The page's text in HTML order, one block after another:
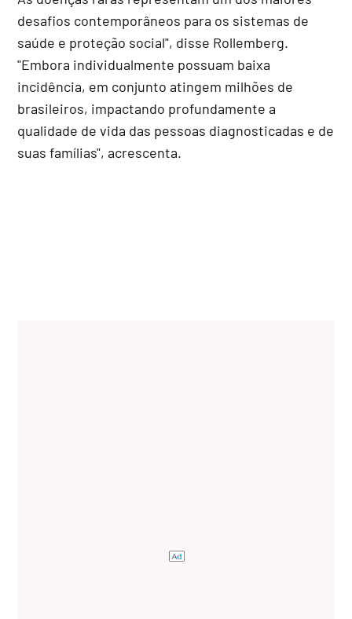
desafios contemporâneos para os sistemas de
saúde e proteção social", disse Rollemberg.
"Embora individualmente possuam baixa
incidência, em conjunto atingem milhões de
brasileiros, impactando profundamente a
qualidade de vida das pessoas diagnosticadas e de
suas famílias", acrescenta.